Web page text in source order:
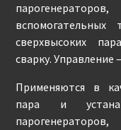
сверхвысоких
сварку. Управление
Применяются в
пара и